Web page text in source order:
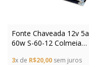
Fonte Chaveada 12v 5a
60w S-60-12 Colmeia
3x de R$20,00 sem juros